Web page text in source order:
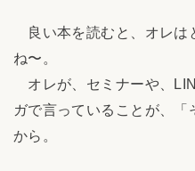
良い本を読むと、オレは
ね〜。
オレが、セミナーや、
ガで言っていることが、
から。